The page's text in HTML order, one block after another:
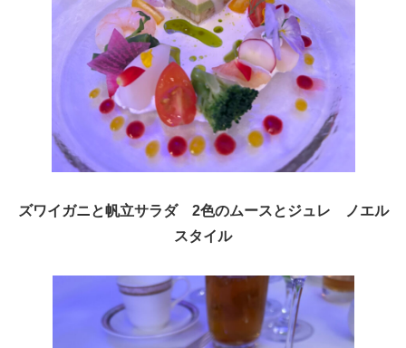
ズワイガニと帆立サラダ 2色のムースとジュレ ノエル
スタイル